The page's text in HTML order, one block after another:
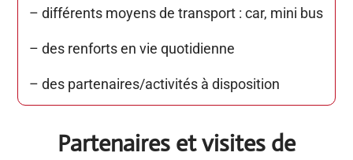
– différents moyens de transport : car, mini bus
– des renforts en vie quotidienne
– des partenaires/activités à disposition
Partenaires et visites de